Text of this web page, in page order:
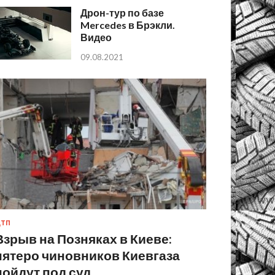
Дрон-тур по базе
Mercedes в Брэкли.
Видео
09.08.2021
на Позняках в Киеве:
чиновников Киевгаза
под суд